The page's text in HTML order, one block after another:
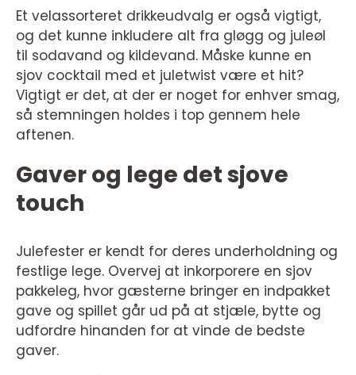
Et velassorteret drikkeudvalg er også vigtigt,
og det kunne inkludere alt fra gløgg og juleøl
til sodavand og kildevand. Måske kunne en
sjov cocktail med et juletwist være et hit?
Vigtigt er det, at der er noget for enhver smag,
så stemningen holdes i top gennem hele
aftenen.
Gaver og lege det sjove
touch
Julefester er kendt for deres underholdning og
festlige lege. Overvej at inkorporere en sjov
pakkeleg, hvor gæsterne bringer en indpakket
gave og spillet går ud på at stjæle, bytte og
udfordre hinanden for at vinde de bedste
gaver.